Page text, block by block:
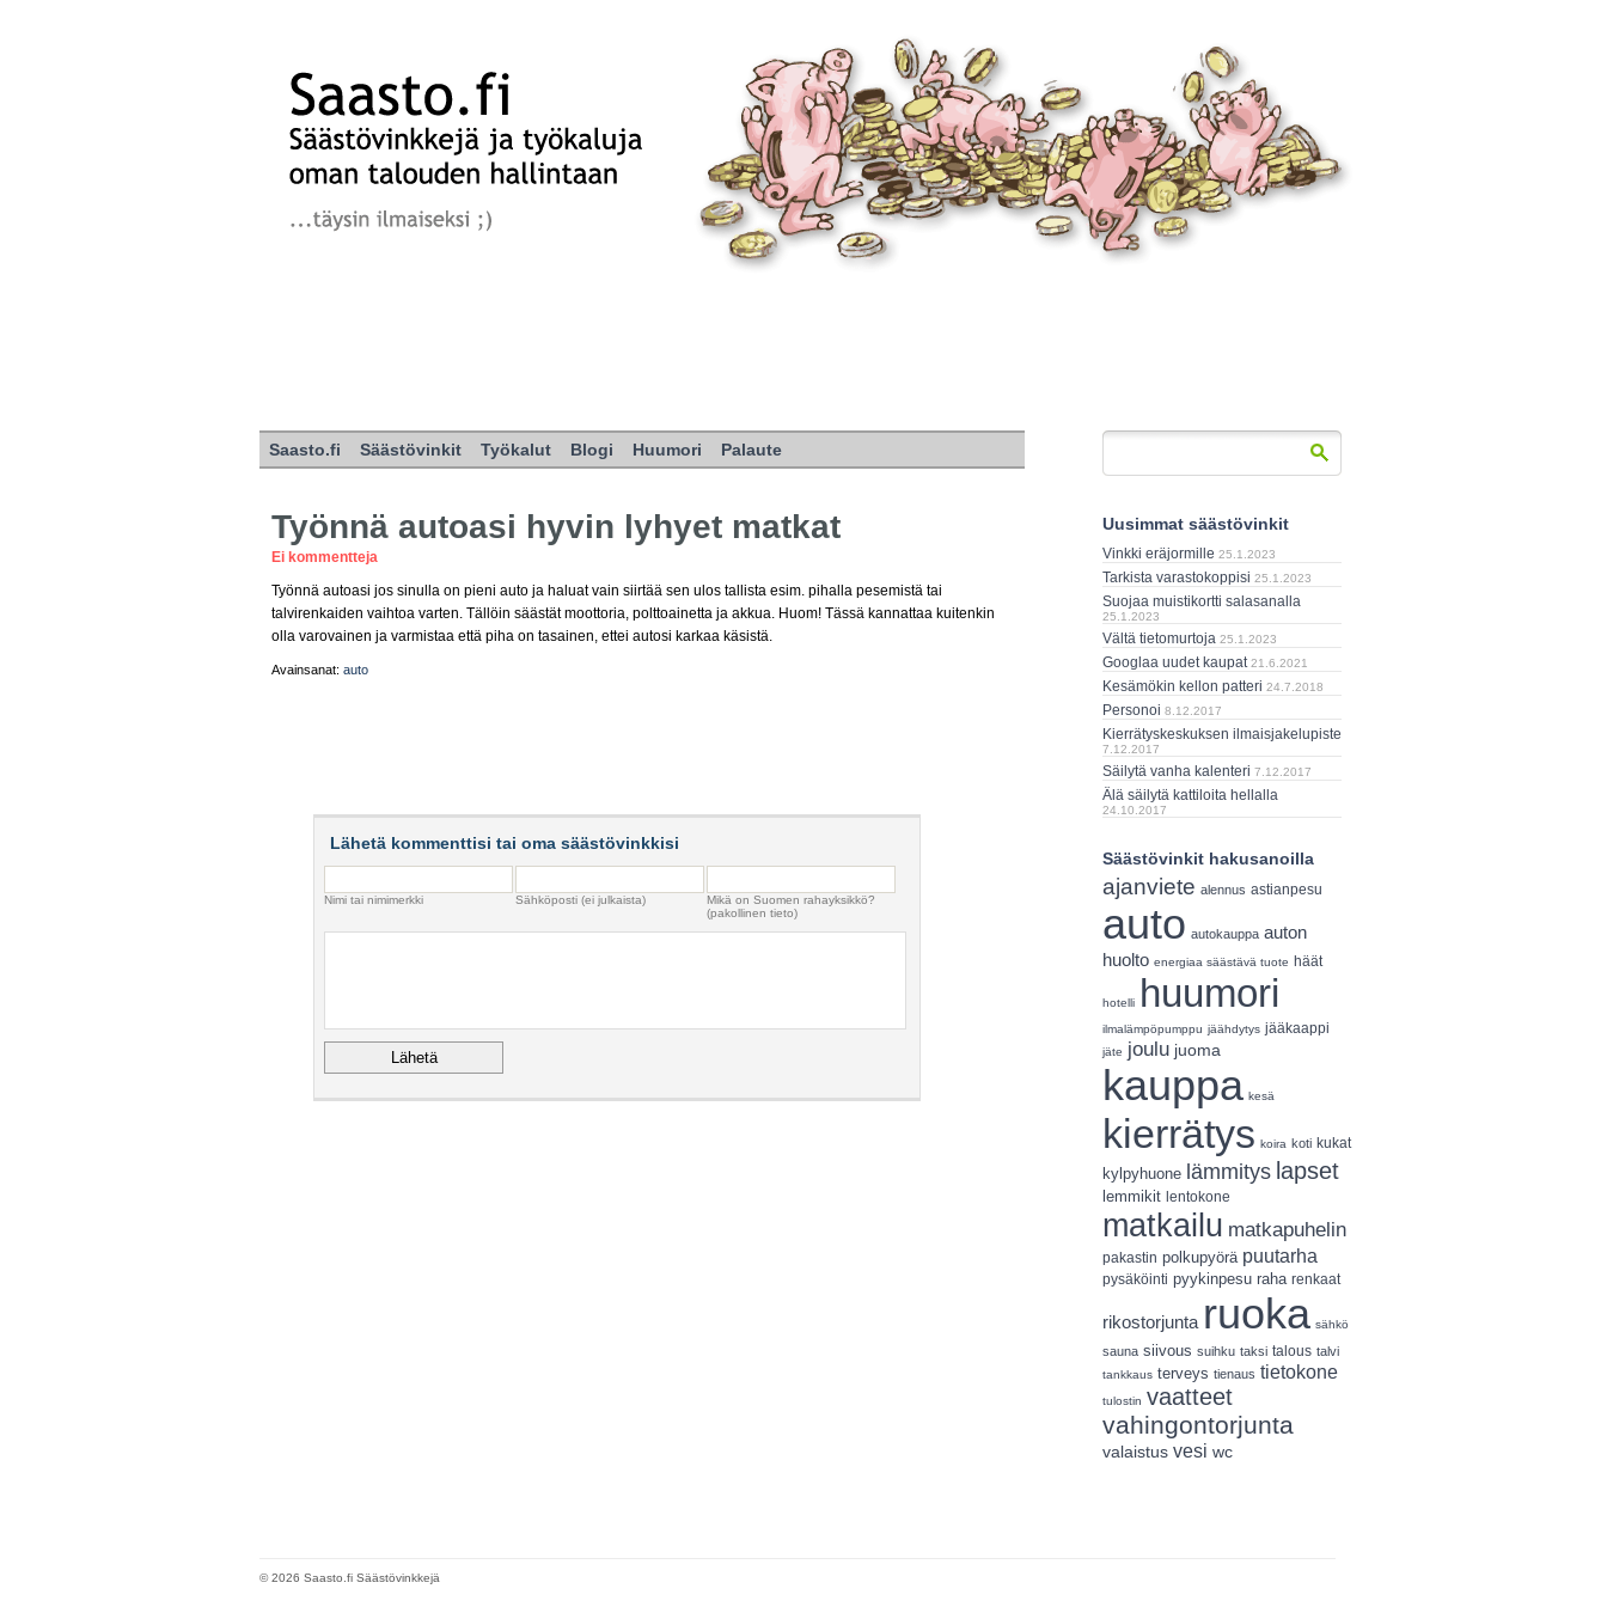
Saasto.fi Säästövinkit Työkalut Blogi Huumori Palaute
Työnnä autoasi hyvin lyhyet matkat
Ei kommentteja
Työnnä autoasi jos sinulla on pieni auto ja haluat vain siirtää sen ulos tallista esim. pihalla pesemistä tai
talvirenkaiden vaihtoa varten. Tällöin säästät moottoria, polttoainetta ja akkua. Huom! Tässä kannattaa kuitenkin
olla varovainen ja varmistaa että piha on tasainen, ettei autosi karkaa käsistä.
Avainsanat: auto
Lähetä kommenttisi tai oma säästövinkkisi
Nimi tai nimimerkki Sähköposti (ei julkaista)
Mikä on Suomen rahayksikkö?
(pakollinen tieto)
Uusimmat säästövinkit
Vinkki eräjormille 25.1.2023
Tarkista varastokoppisi 25.1.2023
Suojaa muistikortti salasanalla
25.1.2023
Vältä tietomurtoja 25.1.2023
Googlaa uudet kaupat 21.6.2021
Kesämökin kellon patteri 24.7.2018
Personoi 8.12.2017
Kierrätyskeskuksen ilmaisjakelupiste
7.12.2017
Säilytä vanha kalenteri 7.12.2017
Älä säilytä kattiloita hellalla
24.10.2017
Säästövinkit hakusanoilla
ajanviete alennus astianpesu
auto autokauppa auton
huolto energiaa säästävä tuote häät
hotelli huumori
ilmalämpöpumppu jäähdytys jääkaappi
jäte joulu juoma
kauppa kesä
kierrätys koira koti kukat
kylpyhuone lämmitys lapset
lemmikit lentokone
matkailu matkapuhelin
pakastin polkupyörä puutarha
pysäköinti pyykinpesu raha renkaat
rikostorjunta ruoka sähkö
sauna siivous suihku taksi talous talvi
tankkaus terveys tienaus tietokone
tulostin vaatteet
vahingontorjunta
valaistus vesi wc
© 2026 Saasto.fi Säästövinkkejä